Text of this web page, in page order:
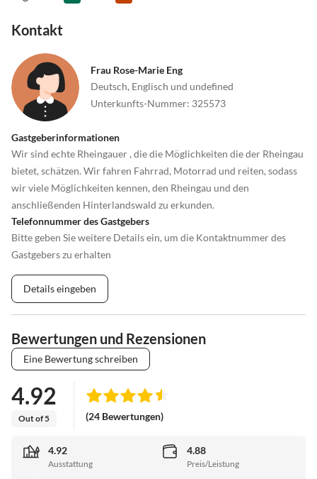
Kontakt
Frau Rose-Marie Eng
Deutsch, Englisch und undefined
Unterkunfts-Nummer: 325573
Gastgeberinformationen
Wir sind echte Rheingauer , die die Möglichkeiten die der Rheingau
bietet, schätzen. Wir fahren Fahrrad, Motorrad und reiten, sodass
wir viele Möglichkeiten kennen, den Rheingau und den
anschließenden Hinterlandswald zu erkunden.
Telefonnummer des Gastgebers
Bitte geben Sie weitere Details ein, um die Kontaktnummer des
Gastgebers zu erhalten
Details eingeben
Bewertungen und Rezensionen
Eine Bewertung schreiben
4.92
Out of 5 (24 Bewertungen)
4.92
Ausstattung
4.88
Preis/Leistung